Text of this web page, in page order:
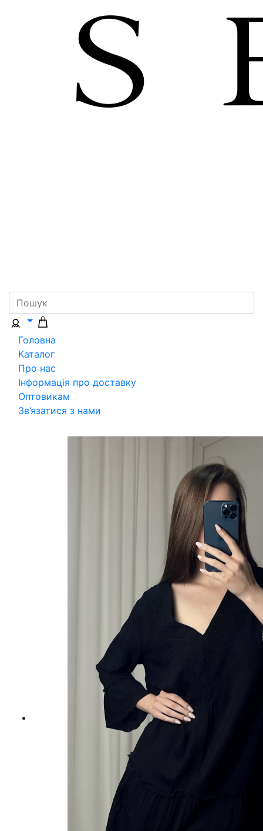
Головна
Каталог
Про нас
Інформація про доставку
Оптовикам
Зв’язатися з нами